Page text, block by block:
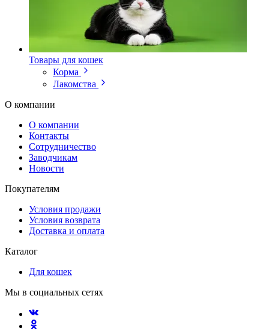
Товары для кошек
Корма
Лакомства
О компании
О компании
Контакты
Сотрудничество
Заводчикам
Новости
Покупателям
Условия продажи
Условия возврата
Доставка и оплата
Каталог
Для кошек
Мы в социальных сетях